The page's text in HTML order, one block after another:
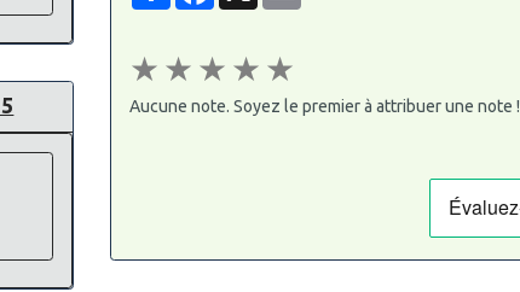
★ ★ ★ ★ ★
Aucune note. Soyez le premier à attribuer une note !